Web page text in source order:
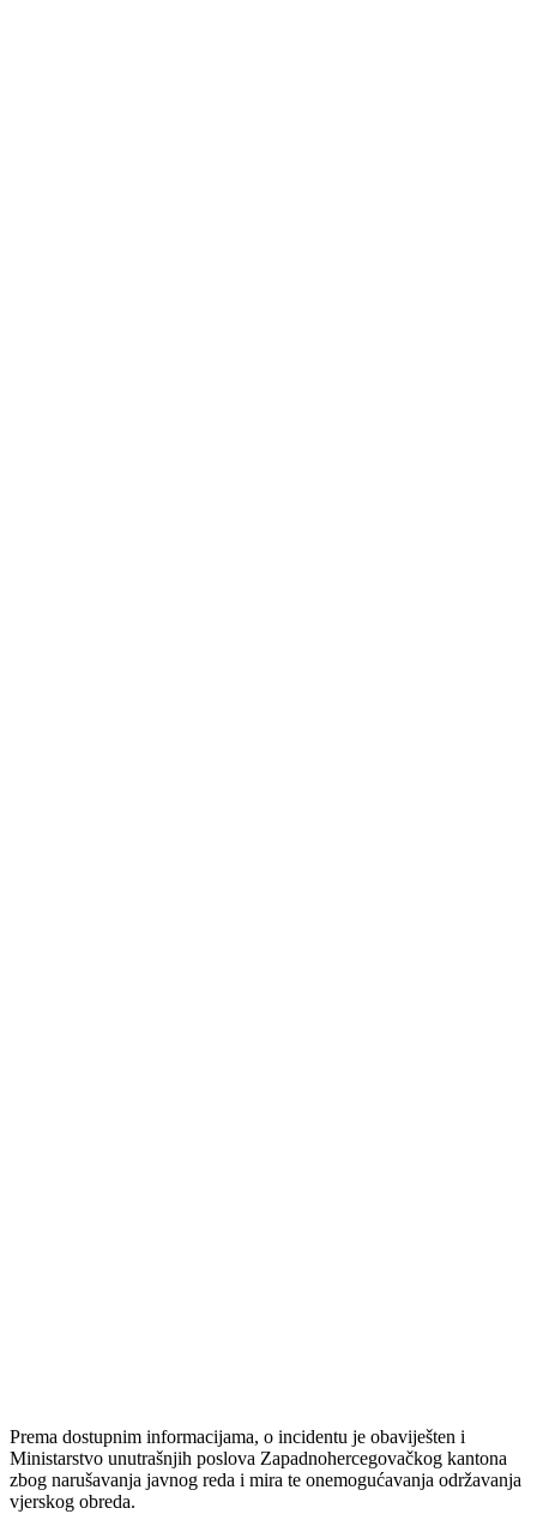
Prema dostupnim informacijama, o incidentu je obaviješten i
Ministarstvo unutrašnjih poslova Zapadnohercegovačkog kantona
zbog narušavanja javnog reda i mira te onemogućavanja održavanja
vjerskog obreda.